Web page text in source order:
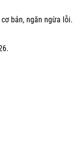
bản, ngăn ngừa lỗi.